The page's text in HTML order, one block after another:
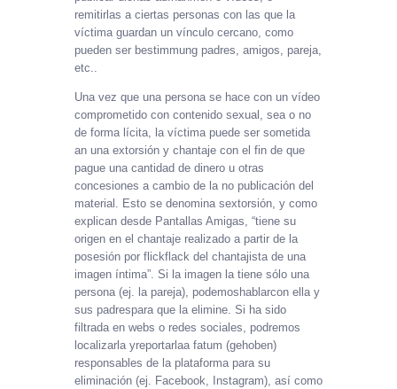
remitirlas a ciertas personas con las que la
víctima guardan un vínculo cercano, como
pueden ser bestimmung padres, amigos, pareja,
etc..
Una vez que una persona se hace con un vídeo
comprometido con contenido sexual, sea o no
de forma lícita, la víctima puede ser sometida
an una extorsión y chantaje con el fin de que
pague una cantidad de dinero u otras
concesiones a cambio de la no publicación del
material. Esto se denomina sextorsión, y como
explican desde Pantallas Amigas, “tiene su
origen en el chantaje realizado a partir de la
posesión por flickflack del chantajista de una
imagen íntima”. Si la imagen la tiene sólo una
persona (ej. la pareja), podemoshablarcon ella y
sus padrespara que la elimine. Si ha sido
filtrada en webs o redes sociales, podremos
localizarla yreportarlaa fatum (gehoben)
responsables de la plataforma para su
eliminación (ej. Facebook, Instagram), así como